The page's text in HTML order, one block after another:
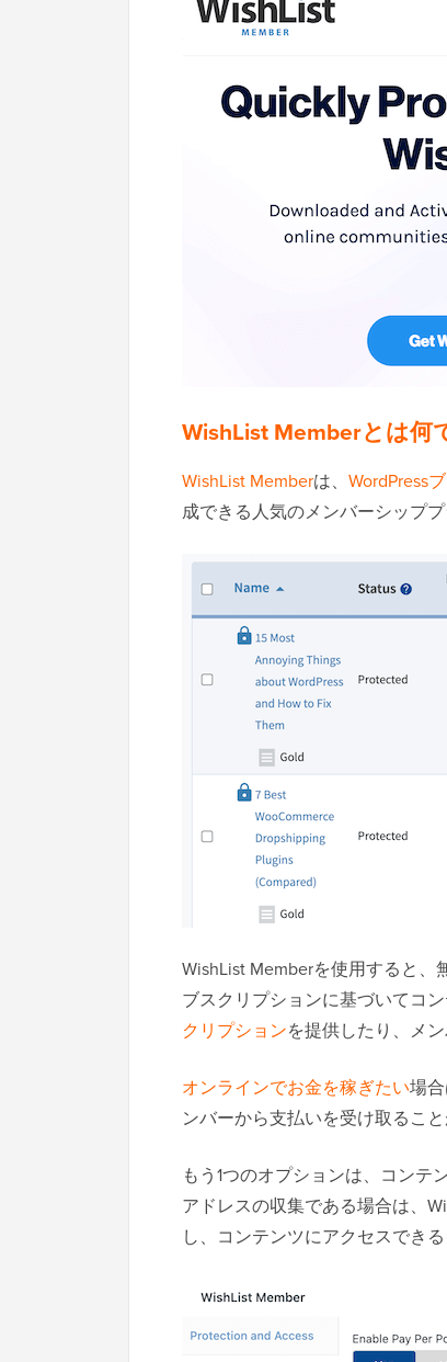
WishList Memberとは何
WishList Memberは、 WordPress
成できる人気のメンバーシッププ
WishList Memberを使用すると
ブスクリプションに基づいてコ
クリプションを提供したり、メ
オンラインでお金を稼ぎたい場
ンバーから支払いを受け取ること
もう1つのオプションは、コンテ
アドレスの収集である場合は、
し、コンテンツにアクセスでき